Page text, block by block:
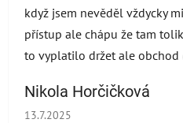
když jsem nevěděl vždycky
přístup ale chápu že tam
to vyplatilo držet ale obchod
Nikola Horčičková
Hodnocení obchodu je 5 z 5
13.7.2025